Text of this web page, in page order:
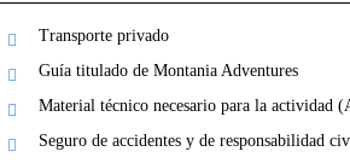
Transporte privado
Guía titulado de Montania Adventures
Material técnico necesario para la actividad
Seguro de accidentes y de responsabilidad